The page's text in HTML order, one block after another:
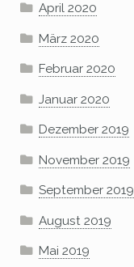
April 2020
März 2020
Februar 2020
Januar 2020
Dezember 2019
November 2019
September 2019
August 2019
Mai 2019